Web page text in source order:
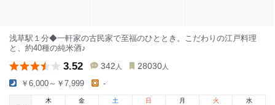
浅草駅１分◆一軒家の古民家で至福のひととき。こだわりの江戸料理
と、約40種の純米酒♪
3.52 342 人 28030 人
￥6,000～￥7,999 -
木
金 土 日 月 火 水